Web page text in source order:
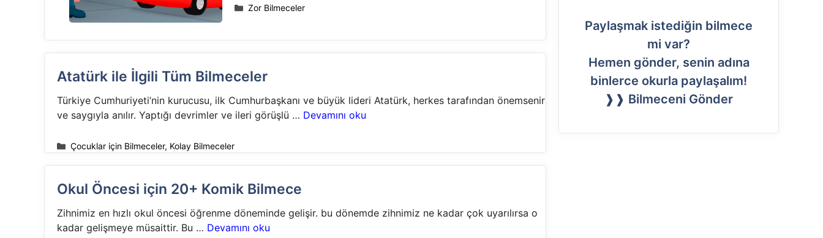
Kategoriler
Zor Bilmeceler
Atatürk ile İlgili Tüm Bilmeceler
Türkiye Cumhuriyeti’nin kurucusu, ilk Cumhurbaşkanı ve büyük lideri Atatürk, herkes tarafından önemsenir
ve saygıyla anılır. Yaptığı devrimler ve ileri görüşlü … Devamını oku
Kategoriler
Çocuklar için Bilmeceler, Kolay Bilmeceler
Okul Öncesi için 20+ Komik Bilmece
Zihnimiz en hızlı okul öncesi öğrenme döneminde gelişir. bu dönemde zihnimiz ne kadar çok uyarılırsa o
kadar gelişmeye müsaittir. Bu … Devamını oku
Paylaşmak istediğin bilmece
mi var?
Hemen gönder, senin adına
binlerce okurla paylaşalım!
❱❱ Bilmeceni Gönder